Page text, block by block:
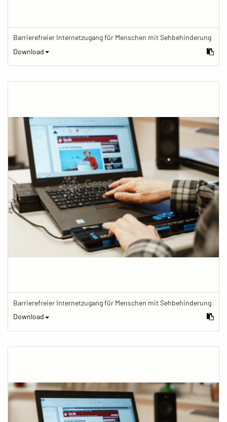
Barrierefreier Internetzugang für Menschen mit Sehbehinderung
Download
Barrierefreier Internetzugang für Menschen mit Sehbehinderung
Download